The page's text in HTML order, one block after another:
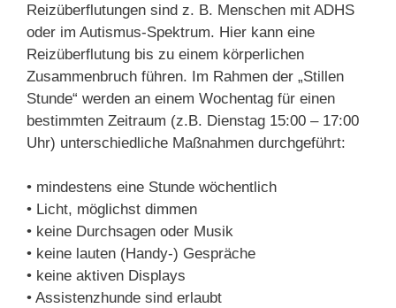
Reizüberflutungen sind z. B. Menschen mit ADHS
oder im Autismus-Spektrum. Hier kann eine
Reizüberflutung bis zu einem körperlichen
Zusammenbruch führen. Im Rahmen der „Stillen
Stunde“ werden an einem Wochentag für einen
bestimmten Zeitraum (z.B. Dienstag 15:00 – 17:00
Uhr) unterschiedliche Maßnahmen durchgeführt:
• mindestens eine Stunde wöchentlich
• Licht, möglichst dimmen
• keine Durchsagen oder Musik
• keine lauten (Handy-) Gespräche
• keine aktiven Displays
• Assistenzhunde sind erlaubt